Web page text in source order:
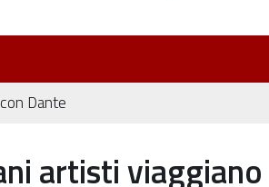
Dante
artisti viaggiano